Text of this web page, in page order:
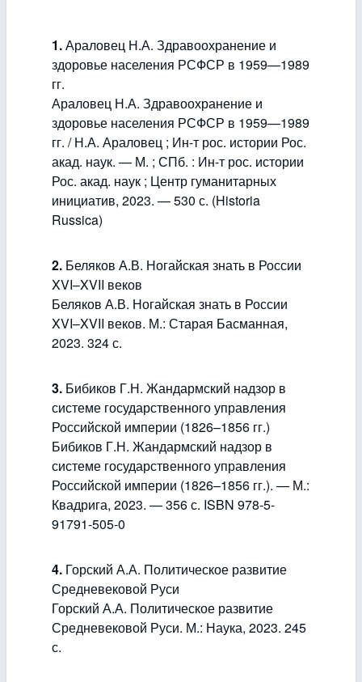
1.Араловец Н.А. Здравоохранение и
здоровье населения РСФСР в 1959—1989
гг.
Араловец Н.А. Здравоохранение и
здоровье населения РСФСР в 1959—1989
гг. / Н.А. Араловец ; Ин-т рос. истории Рос.
акад. наук. — М. ; СПб. : Ин-т рос. истории
Рос. акад. наук ; Центр гуманитарных
инициатив, 2023. — 530 с. (Historia
Russica)
2. Беляков А.В. Ногайская знать в России
XVI–XVII веков
Беляков А.В. Ногайская знать в России
XVI–XVII веков. М.: Старая Басманная,
2023. 324 с.
3. Бибиков Г.Н. Жандармский надзор в
системе государственного управления
Российской империи (1826–1856 гг.)
Бибиков Г.Н. Жандармский надзор в
системе государственного управления
Российской империи (1826–1856 гг.). — М.:
Квадрига, 2023. — 356 с. ISBN 978-5-
91791-505-0
4. Горский А.А. Политическое развитие
Средневековой Руси
Горский А.А. Политическое развитие
Средневековой Руси. М.: Наука, 2023. 245
с.